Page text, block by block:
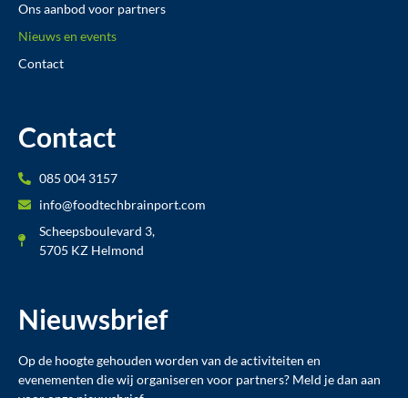
Ons aanbod voor partners
Nieuws en events
Contact
Contact
085 004 3157
info@foodtechbrainport.com
Scheepsboulevard 3,
5705 KZ Helmond
Nieuwsbrief
Op de hoogte gehouden worden van de activiteiten en
evenementen die wij organiseren voor partners? Meld je dan aan